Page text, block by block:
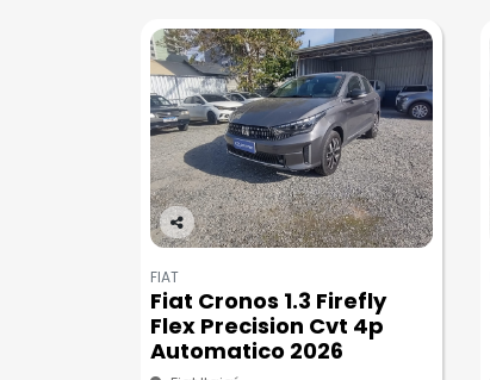
Co
pa
rtil
he
FIAT
Fiat Cronos 1.3 Firefly
Flex Precision Cvt 4p
Automatico 2026